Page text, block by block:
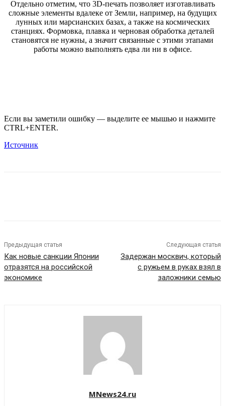
Отдельно отметим, что 3D-печать позволяет изготавливать
сложные элементы вдалеке от Земли, например, на будущих
лунных или марсианских базах, а также на космических
станциях. Формовка, плавка и черновая обработка деталей
становятся не нужны, а значит связанные с этими этапами
работы можно выполнять едва ли ни в офисе.
Если вы заметили ошибку — выделите ее мышью и нажмите
CTRL+ENTER.
Источник
Предыдущая статья
Как новые санкции Японии
отразятся на российской
экономике
Следующая статья
Задержан москвич, который
с ружьем в руках взял в
заложники семью
MNews24.ru